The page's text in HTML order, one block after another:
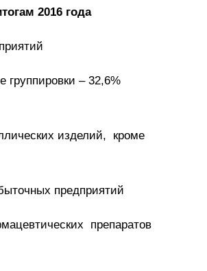
2016 года
группировки – 32,6%
изделий, кроме
предприятий
препаратов